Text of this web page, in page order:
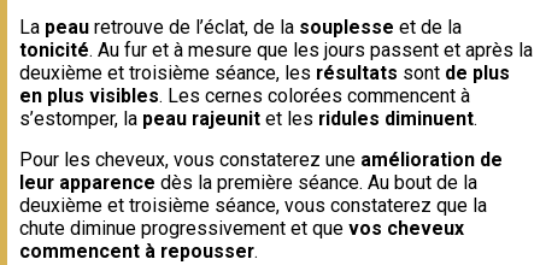
La peau retrouve de l’éclat, de la souplesse et de la
tonicité. Au fur et à mesure que les jours passent et après la
deuxième et troisième séance, les résultats sont de plus
en plus visibles. Les cernes colorées commencent à
s’estomper, la peau rajeunit et les ridules diminuent.
Pour les cheveux, vous constaterez une amélioration de
leur apparence dès la première séance. Au bout de la
deuxième et troisième séance, vous constaterez que la
chute diminue progressivement et que vos cheveux
commencent à repousser.